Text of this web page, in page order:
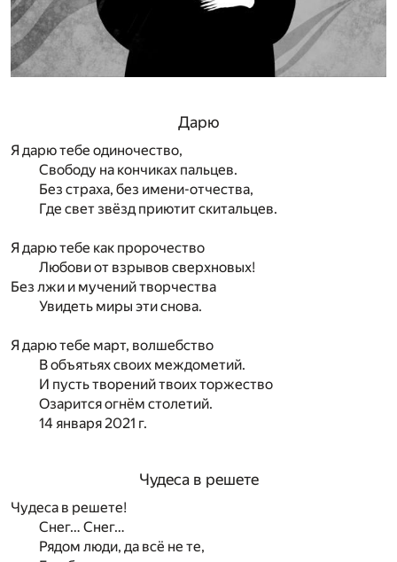
Дарю
Я дарю тебе одиночество,
Свободу на кончиках пальцев.
Без страха, без имени-отчества,
Где свет звёзд приютит скитальцев.
Я дарю тебе как пророчество
Любови от взрывов сверхновых!
Без лжи и мучений творчества
Увидеть миры эти снова.
Я дарю тебе март, волшебство
В объятьях своих междометий.
И пусть творений твоих торжество
Озарится огнём столетий.
14 января 2021 г.
Чудеса в решете
Чудеса в решете!
Снег… Снег…
Рядом люди, да всё не те,